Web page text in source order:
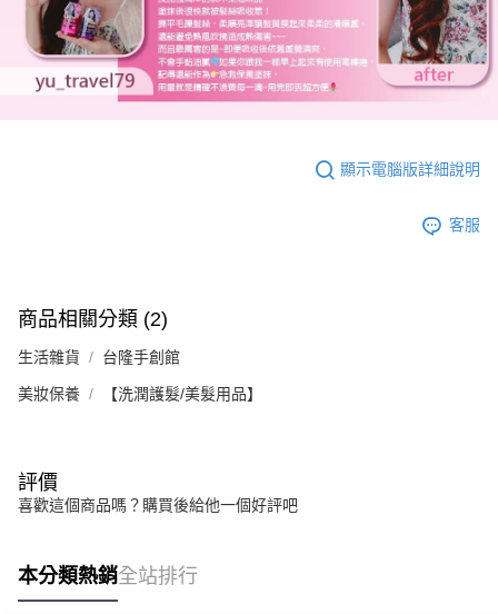
顯示電腦版詳細說明
客服
商品相關分類 (2)
生活雜貨 台隆手創館
美妝保養 【洗潤護髮/美髮用品】
評價
喜歡這個商品嗎？購買後給他一個好評吧
本分類熱銷全站排行